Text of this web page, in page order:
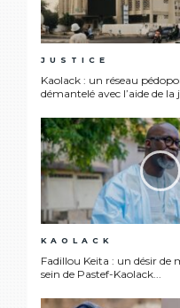
JUSTICE
Kaolack : un réseau
démantelé avec l’aide de la
KAOLACK
Fadillou Keita : un désir de
sein de Pastef-Kaolack...